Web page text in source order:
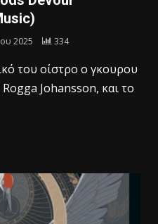
2025 334
του οίστρο ο γκουρου
Johansson, και το